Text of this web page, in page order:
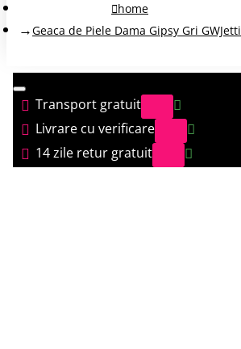
home
Geaca de Piele Dama Gipsy Gri GWJetti
Transport gratuit
Livrare cu verificare
14 zile retur gratuit